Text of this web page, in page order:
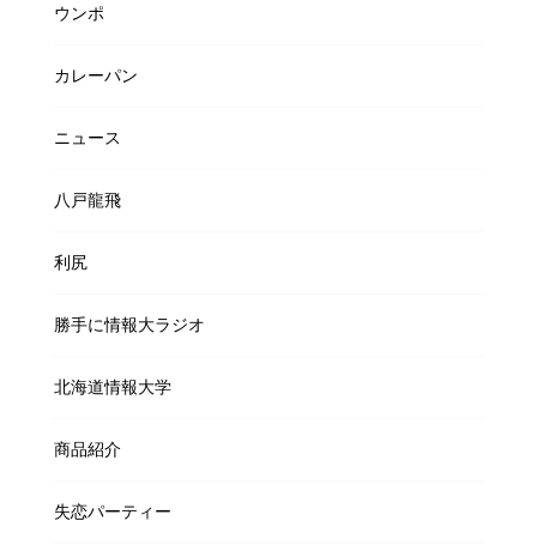
ウンポ
カレーパン
ニュース
八戸龍飛
利尻
勝手に情報大ラジオ
北海道情報大学
商品紹介
失恋パーティー